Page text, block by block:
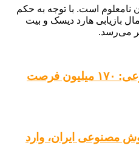
نامعلوم است. با توجه به حکم
بازیابی هارد دیسک و بیت
می‌رسد.
انقلاب شغلی با هوش مصنوعی: ۱۷۰ میلیون فرصت
مصنوعی ایران، وارد